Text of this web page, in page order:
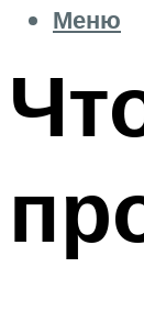
Меню